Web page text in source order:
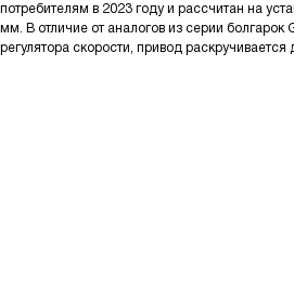
потребителям в 2023 году и рассчитан на
мм. В отличие от аналогов из серии болгарок
регулятора скорости, привод